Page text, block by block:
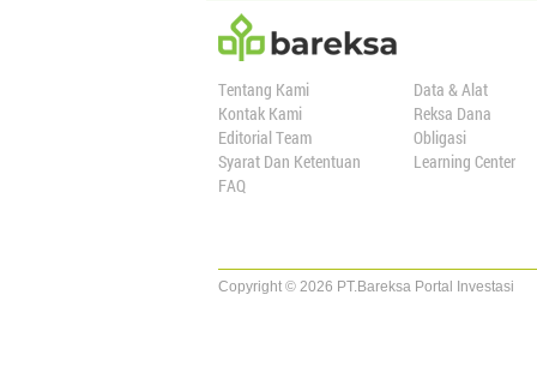
Tentang Kami
Kontak Kami
Editorial Team
Syarat Dan Ketentuan
FAQ
Data & Alat
Reksa Dana
Obligasi
Learning Center
Copyright © 2026 PT.Bareksa Portal Investasi